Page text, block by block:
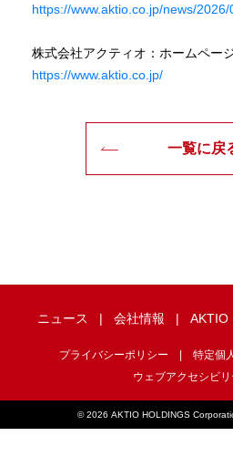
https://www.aktio.co.jp/news/
株式会社アクティオ：ホームペー
https://www.aktio.co.jp/
一覧に戻
ニュース 会社情報 AKTIO
プライバシーポリシー
特定個
ウェブアクセシビ
©2026 AKTIO HOLDINGS